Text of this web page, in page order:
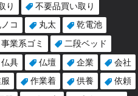
り
不要品買い取り
コ 丸太
乾電池
事業系ゴミ
二段ベッド
仏具 仏壇 企業
会社
作業着 供養
依頼